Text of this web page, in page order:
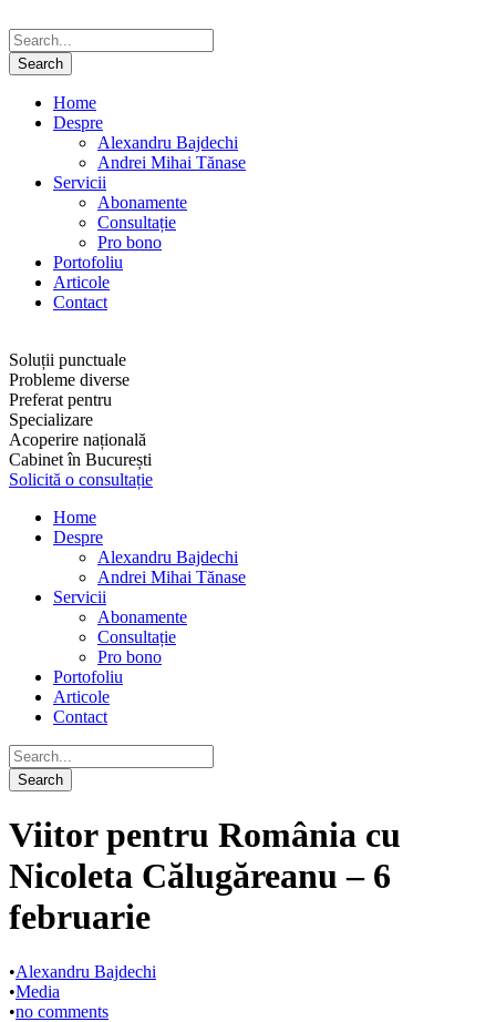
Home
Despre
Alexandru Bajdechi
Andrei Mihai Tănase
Servicii
Abonamente
Consultație
Pro bono
Portofoliu
Articole
Contact
Soluții punctuale
Probleme diverse
Preferat pentru
Specializare
Acoperire națională
Cabinet în București
Solicită o consultație
Home
Despre
Alexandru Bajdechi
Andrei Mihai Tănase
Servicii
Abonamente
Consultație
Pro bono
Portofoliu
Articole
Contact
Viitor pentru România cu
Nicoleta Călugăreanu – 6
februarie
•Alexandru Bajdechi
•Media
•no comments